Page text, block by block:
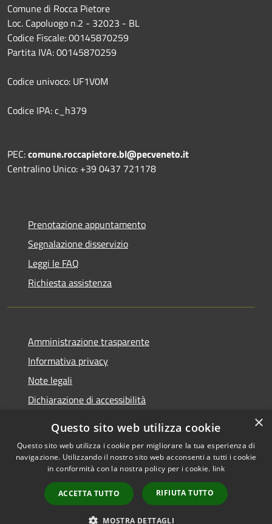
Comune di Rocca Pietore
Loc. Capoluogo n.2 - 32023 - BL
Codice Fiscale: 00145870259
Partita IVA: 00145870259
Codice univoco: UF1V0M
Codice IPA: c_h379
PEC:comune.roccapietore.bl@pecveneto.it
Centralino Unico: +39 0437 721178
Prenotazione appuntamento
Segnalazione disservizio
Leggi le FAQ
Richiesta assistenza
Amministrazione trasparente
Informativa privacy
Note legali
Dichiarazione di accessibilità
RSS
Accessibilità
Copyright © 2026 • Comune di
Rocca Pietore • Powered by
Municipium•
Accesso
redazione
×
Questo sito web utilizza cookie
Questo sito web utilizza i cookie per migliorare la tua esperienza di
navigazione. Utilizzando il nostro sito web acconsenti a tutti i cookie
in conformità con la nostra policy per i cookie. link
ACCETTA TUTTO RIFIUTA TUTTO
MOSTRA DETTAGLI